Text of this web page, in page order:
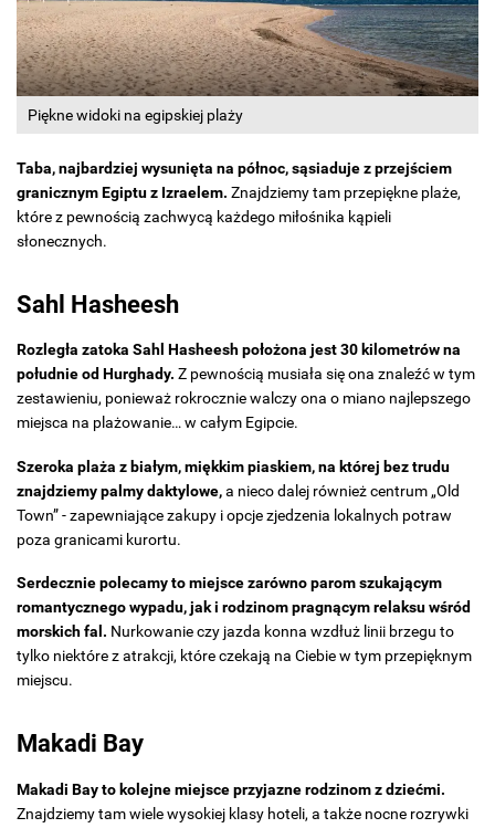
Piękne widoki na egipskiej plaży
Taba, najbardziej wysunięta na północ, sąsiaduje z przejściem
granicznym Egiptu z Izraelem. Znajdziemy tam przepiękne plaże,
które z pewnością zachwycą każdego miłośnika kąpieli
słonecznych.
Sahl Hasheesh
Rozległa zatoka Sahl Hasheesh położona jest 30 kilometrów na
południe od Hurghady. Z pewnością musiała się ona znaleźć w tym
zestawieniu, ponieważ rokrocznie walczy ona o miano najlepszego
miejsca na plażowanie… w całym Egipcie.
Szeroka plaża z białym, miękkim piaskiem, na której bez trudu
znajdziemy palmy daktylowe,a nieco dalej również centrum „Old
Town” - zapewniające zakupy i opcje zjedzenia lokalnych potraw
poza granicami kurortu.
Serdecznie polecamy to miejsce zarówno parom szukającym
romantycznego wypadu, jak i rodzinom pragnącym relaksu wśród
morskich fal. Nurkowanie czy jazda konna wzdłuż linii brzegu to
tylko niektóre z atrakcji, które czekają na Ciebie w tym przepięknym
miejscu.
Makadi Bay
Makadi Bay to kolejne miejsce przyjazne rodzinom z dziećmi.
Znajdziemy tam wiele wysokiej klasy hoteli, a także nocne rozrywki